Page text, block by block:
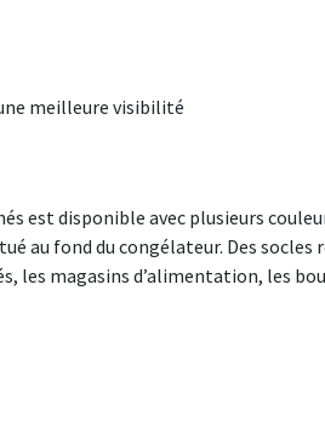
meilleure visibilité
est disponible avec plusieurs
au fond du congélateur. Des
les magasins d’alimentation, les